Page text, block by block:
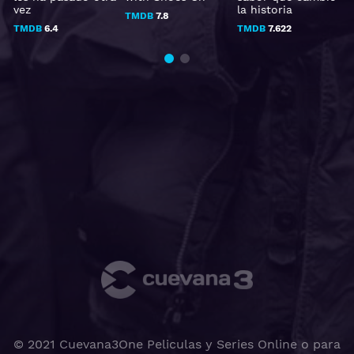
vez
TMDB6.4
TMDB 7.8
la historia
TMDB7.622
© 2021 Cuevana3One Peliculas y Series Online o para